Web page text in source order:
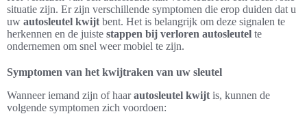
situatie zijn. Er zijn verschillende symptomen die erop duiden dat u
uw autosleutel kwijt bent. Het is belangrijk om deze signalen te
herkennen en de juiste stappen bij verloren autosleutel te
ondernemen om snel weer mobiel te zijn.
Symptomen van het kwijtraken van uw sleutel
Wanneer iemand zijn of haarautosleutel kwijt is, kunnen de
volgende symptomen zich voordoen: